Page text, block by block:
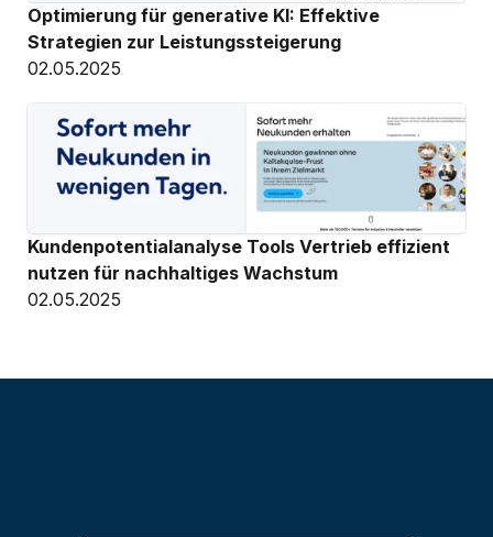
Optimierung für generative KI: Effektive
Strategien zur Leistungssteigerung
02.05.2025
Kundenpotentialanalyse Tools Vertrieb effizient
nutzen für nachhaltiges Wachstum
02.05.2025